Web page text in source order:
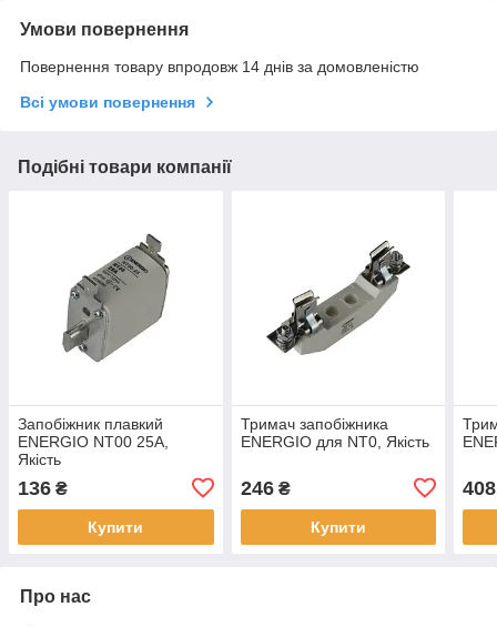
Умови повернення
Повернення товару впродовж 14 днів за домовленістю
Всі умови повернення
Подібні товари компанії
Запобіжник плавкий
ENERGIO NT00 25А,
Якість
136 ₴
Купити
Тримач запобіжника
ENERGIO для NT0, Якість
246₴
Купити
408
Про нас